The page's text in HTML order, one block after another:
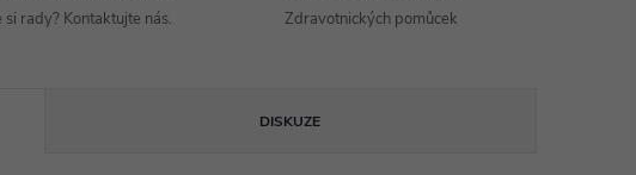
si rady? Kontaktujte nás. Zdravotnických pomůcek
DISKUZE